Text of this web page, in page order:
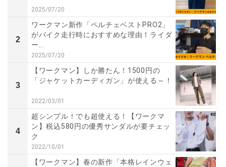
2025/07/20
2
ワークマン新作「ペルチェベストPRO2」
がバイク走行時におすすめな理由！ライダ
ー...
2025/07/20
3
【ワークマン】しか勝たん！1500円の
「ジャケットカーディガン」が使える～！
2022/03/01
4
超シンプル！でも超使える！【ワークマ
ン】税込580円の優秀サンダルが要チェッ
ク
2022/10/01
【ワークマン】春の新作「本格レインウェ